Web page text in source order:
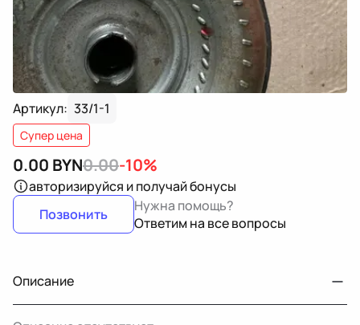
Артикул: 33/1-1
Супер цена
0.00 BYN0.00-10%
авторизируйся и получай бонусы
Позвонить
Нужна помощь?
Ответим на все вопросы
Описание